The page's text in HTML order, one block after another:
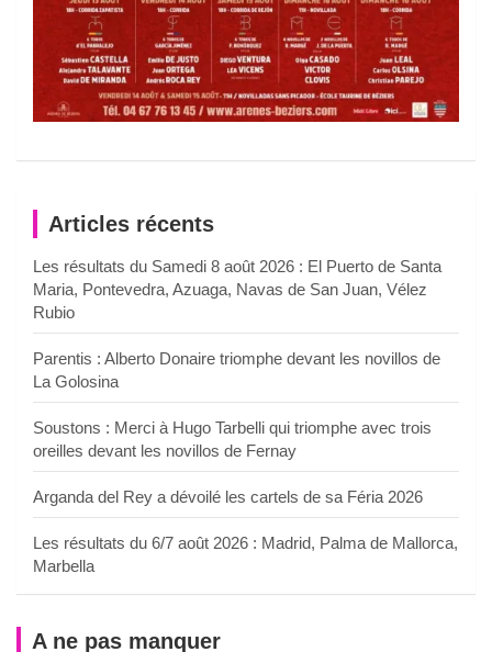
Articles récents
Les résultats du Samedi 8 août 2026 : El Puerto de Santa
Maria, Pontevedra, Azuaga, Navas de San Juan, Vélez
Rubio
Parentis : Alberto Donaire triomphe devant les novillos de
La Golosina
Soustons : Merci à Hugo Tarbelli qui triomphe avec trois
oreilles devant les novillos de Fernay
Arganda del Rey a dévoilé les cartels de sa Féria 2026
Les résultats du 6/7 août 2026 : Madrid, Palma de Mallorca,
Marbella
A ne pas manquer